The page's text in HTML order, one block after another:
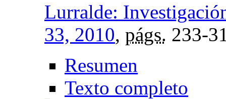
Lurralde:
33, 2010, págs. 233-
Resumen
Texto completo